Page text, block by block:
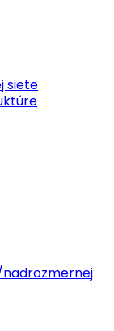
siete
nadrozmernej